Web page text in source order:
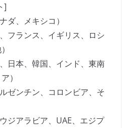
]
ダ、メキシコ）
フランス、イギリス、ロシ
日本、韓国、インド、東南
）
ゼンチン、コロンビア、そ
ジアラビア、UAE、エジプ